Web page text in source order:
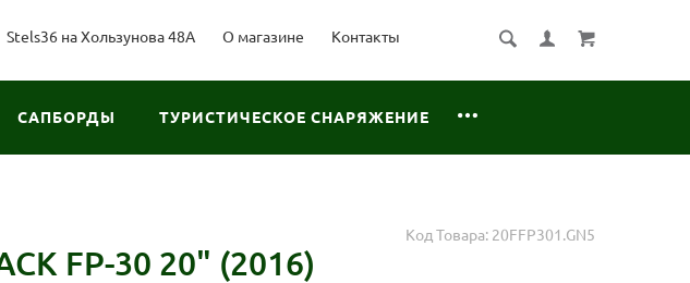
Stels36 на Хользунова 48А О магазине Контакты
САПБОРДЫ ТУРИСТИЧЕСКОЕ СНАРЯЖЕНИЕ
Код Товара: 20FFP301.GN5
FP-30 20" (2016)